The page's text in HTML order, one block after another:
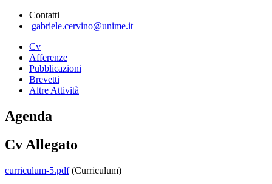
Contatti
gabriele.cervino@unime.it
Cv
Afferenze
Pubblicazioni
Brevetti
Altre Attività
Agenda
Cv Allegato
curriculum-5.pdf(Curriculum)